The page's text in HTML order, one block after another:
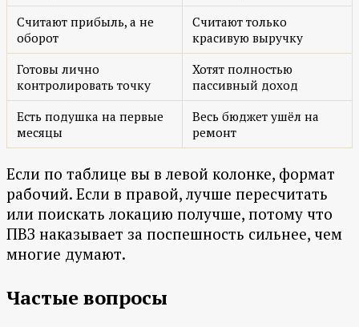
Считают прибыль, а не
оборот
Считают только
красивую выручку
Готовы лично
контролировать точку
Хотят полностью
пассивный доход
Есть подушка на первые
месяцы
Весь бюджет ушёл на
ремонт
Если по таблице вы в левой колонке, формат
рабочий. Если в правой, лучше пересчитать
или поискать локацию получше, потому что
ПВЗ наказывает за поспешность сильнее, чем
многие думают.
Частые вопросы